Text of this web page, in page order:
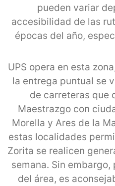
pueden variar
accesibilidad de las
épocas del año,
UPS opera en esta
la entrega puntual se
de carreteras que
Maestrazgo con
Morella y Ares de la
estas localidades
Zorita se realicen
semana. Sin
del área, es